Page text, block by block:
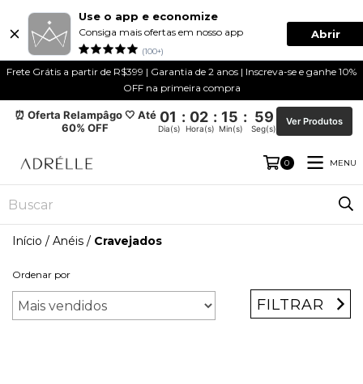
Use o app e economize
Consiga mais ofertas em nosso app
(100+)
Abrir
Frete Grátis a partir de R$399 | Garantia de 2 anos | Inscreva-se e ganhe 10%
OFF na primeira compra
⏰ Oferta Relampâgo 🤍 Até
60% OFF
01 : 02 : 15 : 59
Dia(s) Hora(s) Min(s) Seg(s)
Ver Produtos
0 MENU
Início / Anéis / Cravejados
Ordenar por
FILTRAR